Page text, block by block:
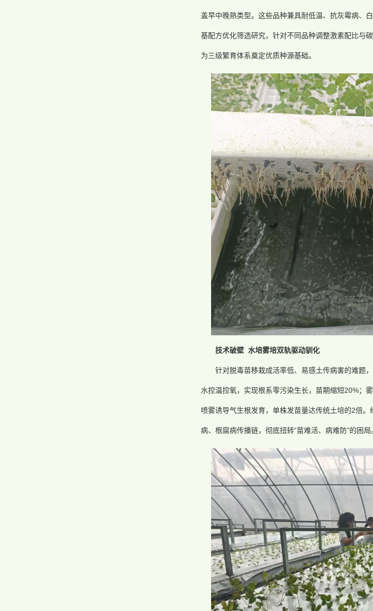
盖早中晚熟类型。这些品种兼具耐低温、抗灰霉病、
基配方优化筛选研究，针对不同品种调整激素配比与
为三级繁育体系奠定优质种源基础。
技术破壁 水培雾培双轨驱动驯化
针对脱毒苗移栽成活率低、易感土传病害的难题
水控温控氧，实现根系零污染生长，苗期缩短20%；
喷雾诱导气生根发育，单株发苗量达传统土培的2倍
病、根腐病传播链，彻底扭转“苗难活、病难防”的困局